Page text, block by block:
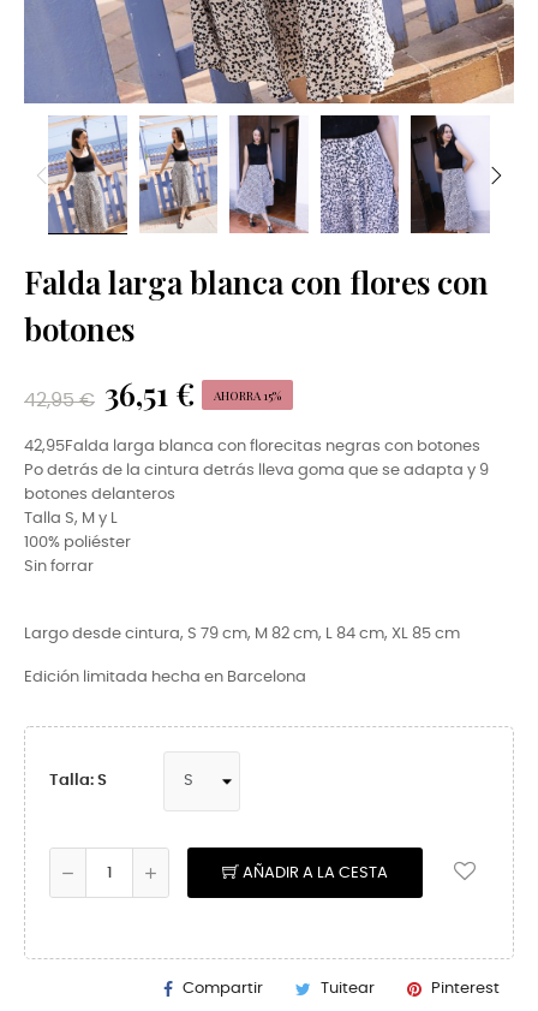
Falda larga blanca con flores con
botones
42,95 € 36,51 € AHORRA 15%
42,95Falda larga blanca con florecitas negras con botones
Po detrás de la cintura detrás lleva goma que se adapta y 9
botones delanteros
Talla S, M y L
100% poliéster
Sin forrar
Largo desde cintura, S 79 cm, M 82 cm, L 84 cm, XL 85 cm
Edición limitada hecha en Barcelona
Talla: S
AÑADIR A LA CESTA
Compartir Tuitear Pinterest